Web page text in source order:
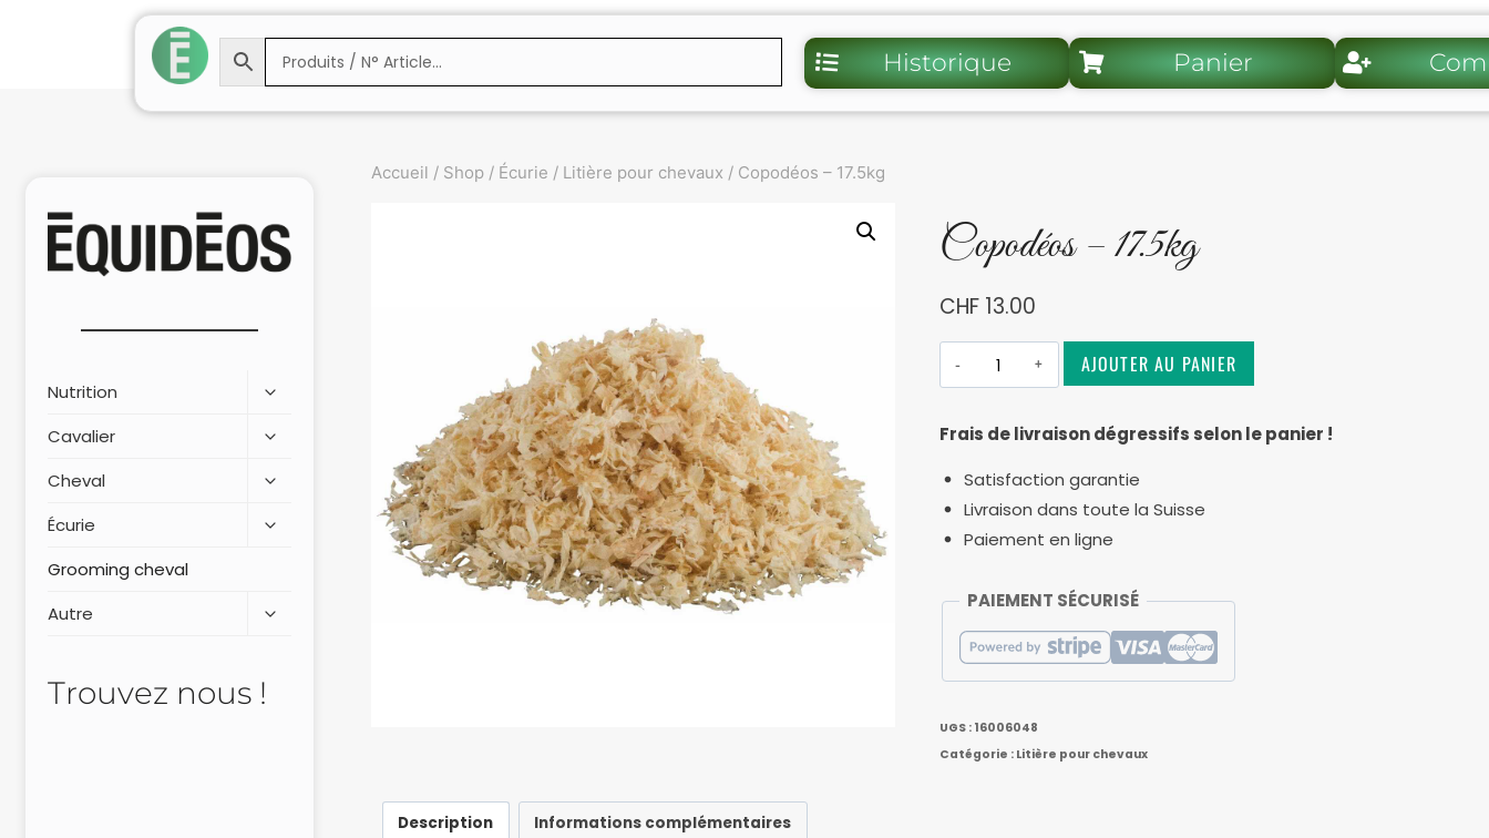
Historique Panier
Accueil / Shop / Écurie / Litière pour chevaux / Copodéos – 17.5kg
Copodéos – 17.5kg
CHF13.00
AJOUTER AU PANIER
Frais de livraison dégressifs selon le panier !
Satisfaction garantie
Livraison dans toute la Suisse
Paiement en ligne
PAIEMENT SÉCURISÉ
UGS : 16006048
Catégorie : Litière pour chevaux
Description Informations complémentaires
Nutrition
Cavalier
Cheval
Écurie
Grooming cheval
Autre
Trouvez nous !